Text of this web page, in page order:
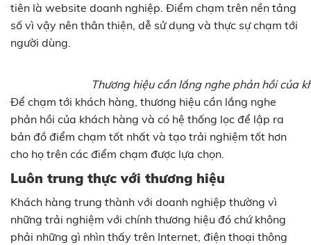
tiên là website doanh nghiệp. Điểm chạm trên nền tảng
số vì vậy nên thân thiện, dễ sử dụng và thực sự chạm tới
người dùng.
Thương hiệu cần lắng nghe phản hồi của
Để chạm tới khách hàng, thương hiệu cần lắng nghe
phản hồi của khách hàng và có hệ thống lọc để lập ra
bản đồ điểm chạm tốt nhất và tạo trải nghiệm tốt hơn
cho họ trên các điểm chạm được lựa chọn.
Luôn trung thực với thương hiệu
Khách hàng trung thành với doanh nghiệp thường vì
những trải nghiệm với chính thương hiệu đó chứ không
phải những gì nhìn thấy trên Internet, điện thoại thông